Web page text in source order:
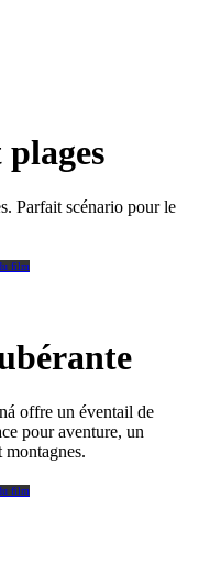
Parfait scénario pour le
film
offre un éventail de
pour aventure, un
film